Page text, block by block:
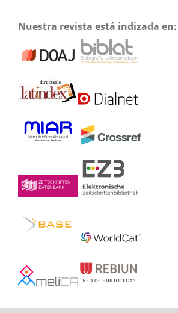
Nuestra revista está indizada en: